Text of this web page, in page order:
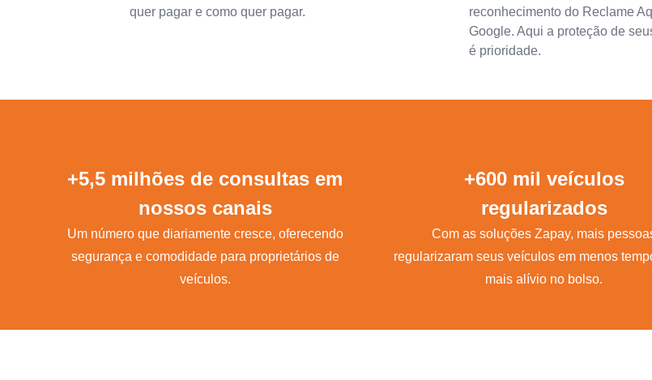
quer pagar e como quer pagar.
reconhecimento do Reclame
Google. Aqui a proteção de
é prioridade.
+5,5 milhões de consultas em
nossos canais
Um número que diariamente cresce, oferecendo
segurança e comodidade para proprietários de
veículos.
+600 mil veículos
regularizados
Com as soluções Zapay, mais
regularizaram seus veículos em menos
mais alívio no bolso.